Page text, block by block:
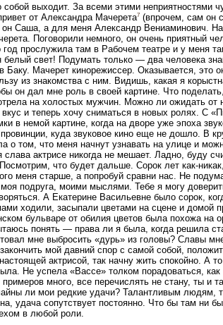
выходит. За всеми этими неприятностями
от Александра Мачерета7 (впрочем, сам он
Саша, а для меня Александр Вениаминович.
Поговорили немного, он очень приятный
прослужила там в Рабочем театре и у меня
белый свет! Подумать только — два человека
Баку. Мачерет кинорежиссер. Оказывается, это
из знакомства с ним. Видишь, какая я
он дал мне роль в своей картине. Что
на холостых мужчин. Можно ли ожидать от
и теперь хочу сниматься в новых ролях. С
в немой картине, когда на дворе уже эпоха
куда звуковое кино еще не дошло. В
том, что меня начнут узнавать на улице и
актрисе никогда не мешает. Ладно, буду
что будет дальше. Сорок лет как-
меня старше, а попробуй сравни нас. Не
подруга, моими мыслями. Тебе я могу
А Екатерине Васильевне было сорок,
ходили, засыпали цветами на сцене и
бульваре от обилия цветов была похожа на
понять — права ли я была, когда решила
мне выбросить «дурь» из головы? Славы
мой давний спор с самой собой,
актрисой, так начну жить спокойно. А
Не успела «Вассе» толком порадоваться, как
много, все перечислять не стану, ты и
ли мои редкие удачи? Талантливым людям,
удача сопутствует постоянно. Что бы там ни
в любой роли.